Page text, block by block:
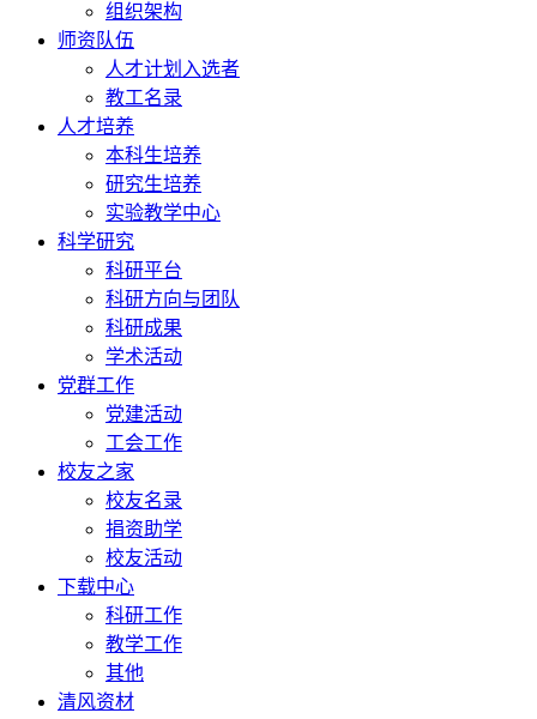
组织架构
师资队伍
人才计划入选者
教工名录
人才培养
本科生培养
研究生培养
实验教学中心
科学研究
科研平台
科研方向与团队
科研成果
学术活动
党群工作
党建活动
工会工作
校友之家
校友名录
捐资助学
校友活动
下载中心
科研工作
教学工作
其他
清风资材